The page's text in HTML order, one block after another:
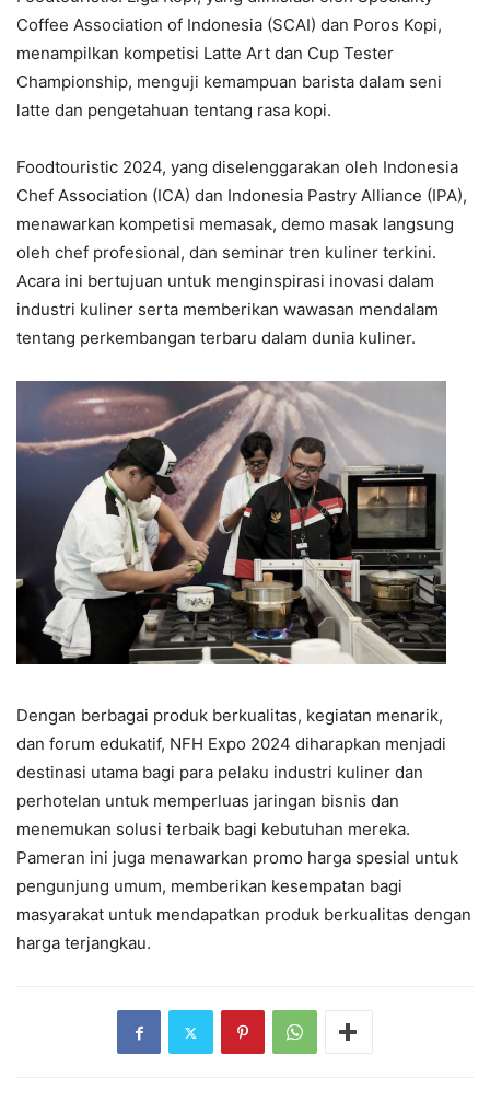
Coffee Association of Indonesia (SCAI) dan Poros Kopi,
menampilkan kompetisi Latte Art dan Cup Tester
Championship, menguji kemampuan barista dalam seni
latte dan pengetahuan tentang rasa kopi.
Foodtouristic 2024, yang diselenggarakan oleh Indonesia
Chef Association (ICA) dan Indonesia Pastry Alliance (IPA),
menawarkan kompetisi memasak, demo masak langsung
oleh chef profesional, dan seminar tren kuliner terkini.
Acara ini bertujuan untuk menginspirasi inovasi dalam
industri kuliner serta memberikan wawasan mendalam
tentang perkembangan terbaru dalam dunia kuliner.
Dengan berbagai produk berkualitas, kegiatan menarik,
dan forum edukatif, NFH Expo 2024 diharapkan menjadi
destinasi utama bagi para pelaku industri kuliner dan
perhotelan untuk memperluas jaringan bisnis dan
menemukan solusi terbaik bagi kebutuhan mereka.
Pameran ini juga menawarkan promo harga spesial untuk
pengunjung umum, memberikan kesempatan bagi
masyarakat untuk mendapatkan produk berkualitas dengan
harga terjangkau.